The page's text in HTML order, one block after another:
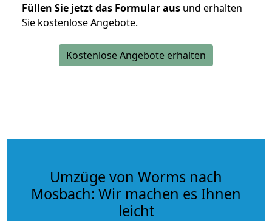
Füllen Sie jetzt das Formular aus und erhalten
Sie kostenlose Angebote.
Kostenlose Angebote erhalten
Umzüge von Worms nach
Mosbach: Wir machen es Ihnen
leicht